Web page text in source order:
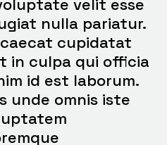
velit esse
nulla pariatur.
cupidatat
in culpa qui officia
id est laborum.
unde omnis iste